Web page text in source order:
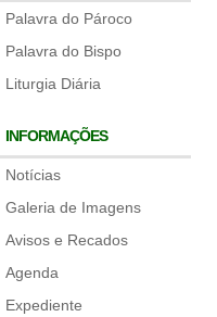
Palavra do Pároco
Palavra do Bispo
Liturgia Diária
INFORMAÇÕES
Notícias
Galeria de Imagens
Avisos e Recados
Agenda
Expediente